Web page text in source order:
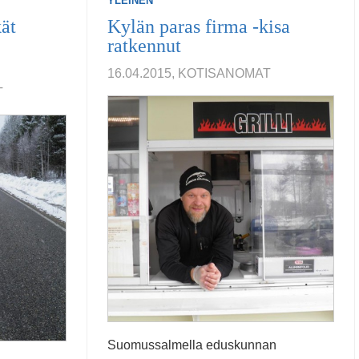
Kylän paras firma -kisa
ratkennut
16.04.2015, KOTISANOMAT
Suomussalmella eduskunnan